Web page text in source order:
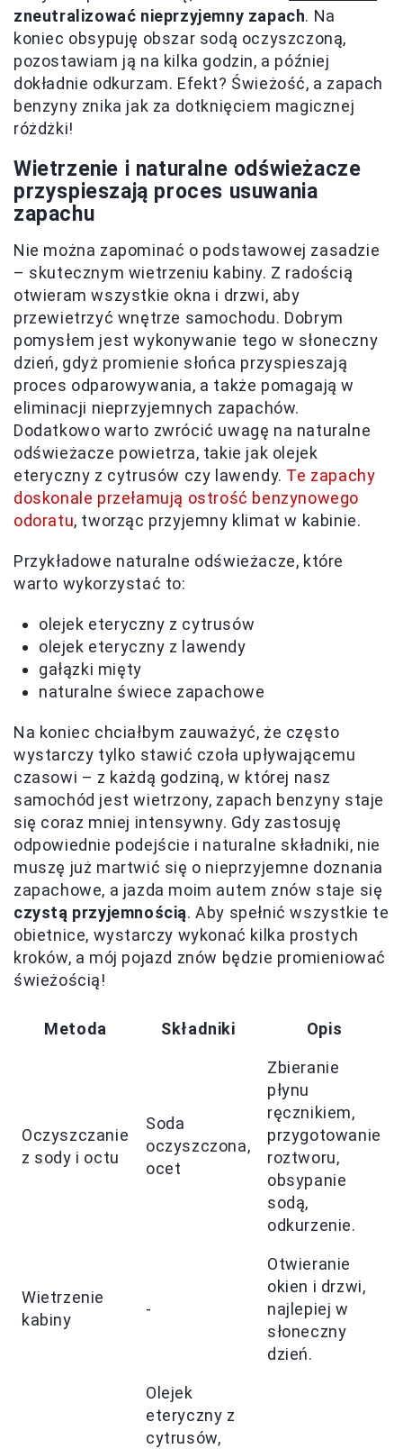
zneutralizować nieprzyjemny zapach. Na
koniec obsypuję obszar sodą oczyszczoną,
pozostawiam ją na kilka godzin, a później
dokładnie odkurzam. Efekt? Świeżość, a zapach
benzyny znika jak za dotknięciem magicznej
różdżki!
Wietrzenie i naturalne odświeżacze
przyspieszają proces usuwania
zapachu
Nie można zapominać o podstawowej zasadzie
– skutecznym wietrzeniu kabiny. Z radością
otwieram wszystkie okna i drzwi, aby
przewietrzyć wnętrze samochodu. Dobrym
pomysłem jest wykonywanie tego w słoneczny
dzień, gdyż promienie słońca przyspieszają
proces odparowywania, a także pomagają w
eliminacji nieprzyjemnych zapachów.
Dodatkowo warto zwrócić uwagę na naturalne
odświeżacze powietrza, takie jak olejek
eteryczny z cytrusów czy lawendy. Te zapachy
doskonale przełamują ostrość benzynowego
odoratu, tworząc przyjemny klimat w kabinie.
Przykładowe naturalne odświeżacze, które
warto wykorzystać to:
olejek eteryczny z cytrusów
olejek eteryczny z lawendy
gałązki mięty
naturalne świece zapachowe
Na koniec chciałbym zauważyć, że często
wystarczy tylko stawić czoła upływającemu
czasowi – z każdą godziną, w której nasz
samochód jest wietrzony, zapach benzyny staje
się coraz mniej intensywny. Gdy zastosuję
odpowiednie podejście i naturalne składniki, nie
muszę już martwić się o nieprzyjemne doznania
zapachowe, a jazda moim autem znów staje się
czystą przyjemnością. Aby spełnić wszystkie te
obietnice, wystarczy wykonać kilka prostych
kroków, a mój pojazd znów będzie promieniować
świeżością!
Metoda Składniki Opis
Oczyszczanie
z sody i octu
Soda
oczyszczona,
ocet
Zbieranie
płynu
ręcznikiem,
przygotowanie
roztworu,
obsypanie
sodą,
odkurzenie.
Wietrzenie
kabiny
-
Otwieranie
okien i drzwi,
najlepiej w
słoneczny
dzień.
Olejek
eteryczny z
cytrusów,